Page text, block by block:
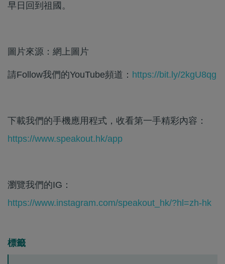
早日回到祖國。
圖片來源：網上圖片
請Follow我們的YouTube頻道： https://bit.ly/2kgU8qg
下載我們的手機應用程式，收看第一手精彩內容：
https://www.speakout.hk/app
瀏覽我們的IG：
https://www.instagram.com/speakout_hk/?hl=zh-hk
標籤